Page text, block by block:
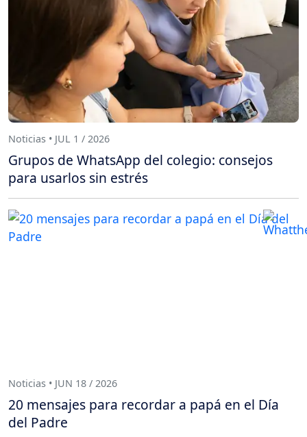
Noticias • JUL 1 / 2026
Grupos de WhatsApp del colegio: consejos
para usarlos sin estrés
Noticias • JUN 18 / 2026
20 mensajes para recordar a papá en el Día
del Padre